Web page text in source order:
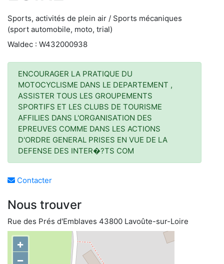
Sports, activités de plein air / Sports mécaniques
(sport automobile, moto, trial)
Waldec : W432000938
ENCOURAGER LA PRATIQUE DU
MOTOCYCLISME DANS LE DEPARTEMENT ,
ASSISTER TOUS LES GROUPEMENTS
SPORTIFS ET LES CLUBS DE TOURISME
AFFILIES DANS L'ORGANISATION DES
EPREUVES COMME DANS LES ACTIONS
D'ORDRE GENERAL PRISES EN VUE DE LA
DEFENSE DES INTER�?TS COM
Contacter
Nous trouver
Rue des Prés d'Emblaves 43800 Lavoûte-sur-Loire
+
−